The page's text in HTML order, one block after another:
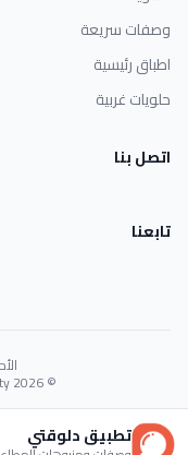
وصفات سريعة
اطباق رئيسية
حلويات غربية
اتصل بنا
تابعنا
© 2026 Dlwaqty. جميع الحقوق محفوظة.
تطبيق دلوقتي